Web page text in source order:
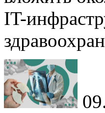
IT-